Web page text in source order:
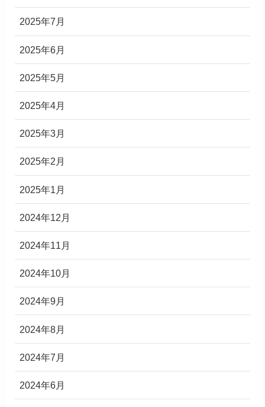
2025年7月
2025年6月
2025年5月
2025年4月
2025年3月
2025年2月
2025年1月
2024年12月
2024年11月
2024年10月
2024年9月
2024年8月
2024年7月
2024年6月